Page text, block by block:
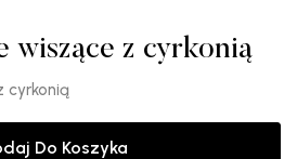
wiszące z cyrkonią
cyrkonią
Do Koszyka